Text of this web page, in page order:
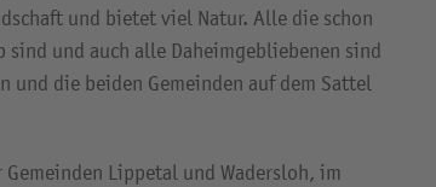
und bietet viel Natur. Alle die schon
und auch alle Daheimgebliebenen sind
und die beiden Gemeinden auf dem Sattel
Lippetal und Wadersloh, im